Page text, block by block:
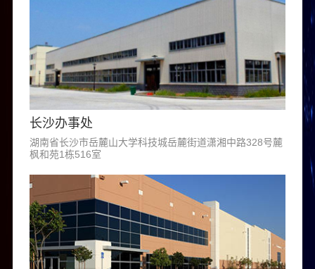
长沙办事处
湖南省长沙市岳麓山大学科技城岳麓街道潇湘中路328号麓
枫和苑1栋516室